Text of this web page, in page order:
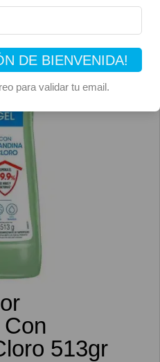
DE BIENVENIDA!
para validar tu email.
513gr